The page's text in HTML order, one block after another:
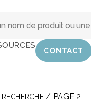
CONTACT
/ PAGE 2